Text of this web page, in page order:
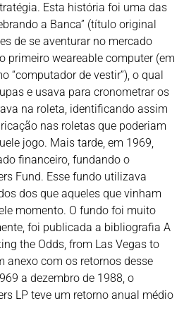
Esta história foi uma das
a Banca” (título original
de se aventurar no mercado
primeiro weareable computer (em
“computador de vestir”), o qual
e usava para cronometrar os
na roleta, identificando assim
nas roletas que poderiam
jogo. Mais tarde, em 1969,
financeiro, fundando o
Fund. Esse fundo utilizava
dos que aqueles que vinham
momento. O fundo foi muito
foi publicada a bibliografia A
the Odds, from Las Vegas to
anexo com os retornos desse
a dezembro de 1988, o
LP teve um retorno anual médio